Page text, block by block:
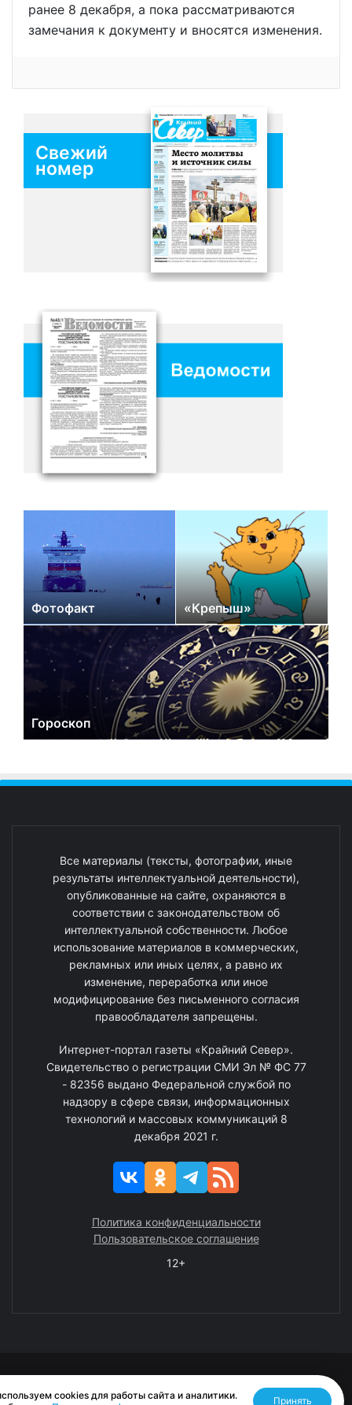
ранее 8 декабря, а пока рассматриваются
замечания к документу и вносятся изменения.
Свежий
номер
Фотофакт «Крепыш»
Гороскоп
Все материалы (тексты, фотографии, иные
результаты интеллектуальной деятельности),
опубликованные на сайте, охраняются в
соответствии с законодательством об
интеллектуальной собственности. Любое
использование материалов в коммерческих,
рекламных или иных целях, а равно их
изменение, переработка или иное
модифицирование без письменного согласия
правообладателя запрещены.
Интернет-портал газеты «Крайний Север».
Свидетельство о регистрации СМИ Эл № ФС 77
- 82356 выдано Федеральной службой по
надзору в сфере связи, информационных
технологий и массовых коммуникаций 8
декабря 2021 г.
Политика конфиденциальности
Пользовательское соглашение
12+
cookies для работы сайта и аналитики.
Принять